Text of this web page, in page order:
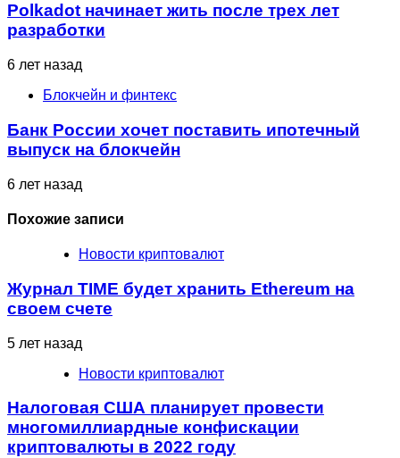
Polkadot начинает жить после трех лет
разработки
6 лет назад
Блокчейн и финтекс
Банк России хочет поставить ипотечный
выпуск на блокчейн
6 лет назад
Похожие записи
Новости криптовалют
Журнал TIME будет хранить Ethereum на
своем счете
5 лет назад
Новости криптовалют
Налоговая США планирует провести
многомиллиардные конфискации
криптовалюты в 2022 году